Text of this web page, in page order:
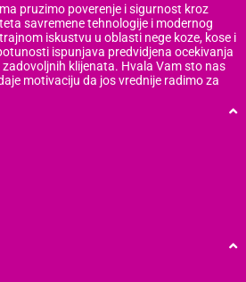
pruzimo poverenje i sigurnost kroz
savremene tehnologije i modernog
iskustvu u oblasti nege koze, kose i
ispunjava predvidjena ocekivanja
klijenata. Hvala Vam sto nas
motivaciju da jos vrednije radimo za